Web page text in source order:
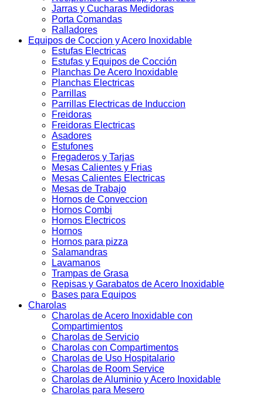
Jarras y Cucharas Medidoras
Porta Comandas
Ralladores
Equipos de Coccion y Acero Inoxidable
Estufas Electricas
Estufas y Equipos de Cocción
Planchas De Acero Inoxidable
Planchas Electricas
Parrillas
Parrillas Electricas de Induccion
Freidoras
Freidoras Electricas
Asadores
Estufones
Fregaderos y Tarjas
Mesas Calientes y Frias
Mesas Calientes Electricas
Mesas de Trabajo
Hornos de Conveccion
Hornos Combi
Hornos Electricos
Hornos
Hornos para pizza
Salamandras
Lavamanos
Trampas de Grasa
Repisas y Garabatos de Acero Inoxidable
Bases para Equipos
Charolas
Charolas de Acero Inoxidable con
Compartimientos
Charolas de Servicio
Charolas con Compartimentos
Charolas de Uso Hospitalario
Charolas de Room Service
Charolas de Aluminio y Acero Inoxidable
Charolas para Mesero